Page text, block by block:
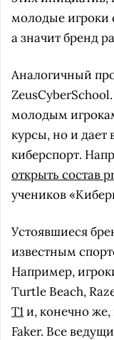
молодые игроки
а значит бренд
Аналогичный
молодым
курсы, но и дает
киберспорт.
открыть состав
учеников
Устоявшиеся
известным
Например,
Turtle Beach,
T1и, конечно же,
Faker. Все